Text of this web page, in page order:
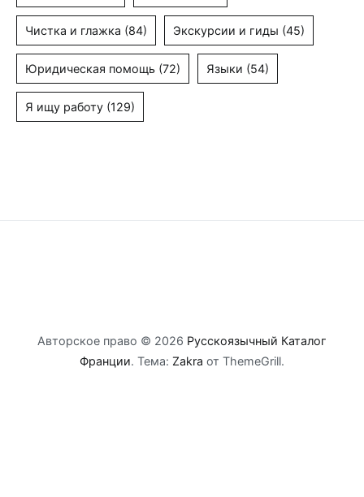
Чистка и глажка (84) Экскурсии и гиды (45)
Юридическая помощь (72) Языки (54)
Я ищу работу (129)
Авторское право © 2026 Русскоязычный Каталог
Франции. Тема: Zakra от ThemeGrill.